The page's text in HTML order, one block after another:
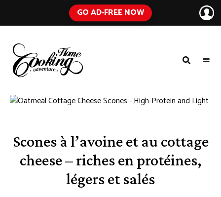
GO AD-FREE NOW
COOKING
ADVENTURE
Blog
with
Scones à l’avoine et au cottage
cheese – riches en protéines,
légers et salés